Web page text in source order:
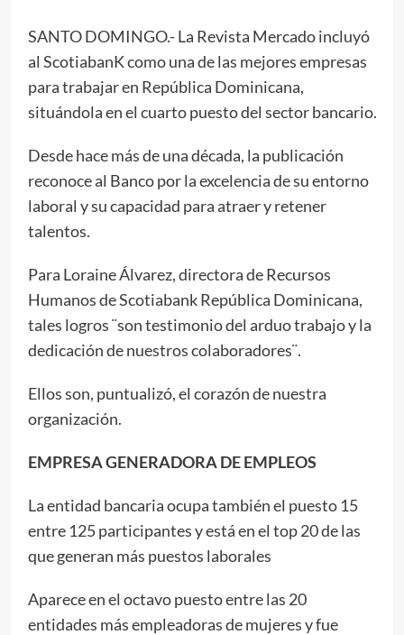
SANTO DOMINGO.- La Revista Mercado incluyó
al ScotiabanK como una de las mejores empresas
para trabajar en República Dominicana,
situándola en el cuarto puesto del sector bancario.
Desde hace más de una década, la publicación
reconoce al Banco por la excelencia de su entorno
laboral y su capacidad para atraer y retener
talentos.
Para Loraine Álvarez, directora de Recursos
Humanos de Scotiabank República Dominicana,
tales logros ¨son testimonio del arduo trabajo y la
dedicación de nuestros colaboradores¨.
Ellos son, puntualizó, el corazón de nuestra
organización.
EMPRESA GENERADORA DE EMPLEOS
La entidad bancaria ocupa también el puesto 15
entre 125 participantes y está en el top 20 de las
que generan más puestos laborales
Aparece en el octavo puesto entre las 20
entidades más empleadoras de mujeres y fue